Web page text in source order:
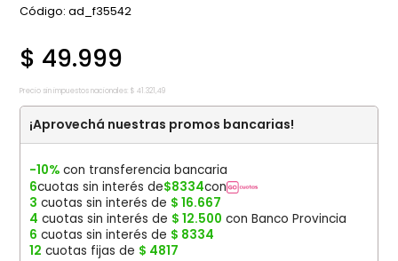
:ad_f35542
$ 49.999
Precio sin impuestos nacionales: $ 41 .321,49
¡Aprovechá nuestras promos bancarias!
-10% con transferencia bancaria
6cuotas sin interés de$8334con
3 cuotas sin interés de $ 16.667
4 cuotas sin interés de $ 12.500 con Banco Provincia
6 cuotas sin interés de $ 8334
12 cuotas fijas de $ 4817